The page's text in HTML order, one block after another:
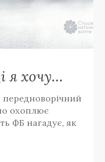
я хочу…
охоплює
ФБ нагадує, як